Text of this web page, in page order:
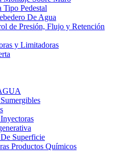
Tipo Pedestal
De Agua
de Presión, Flujo y Retención
y Limitadoras
Superficie
Productos Químicos